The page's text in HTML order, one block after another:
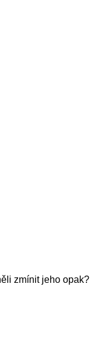
zmínit jeho opak?